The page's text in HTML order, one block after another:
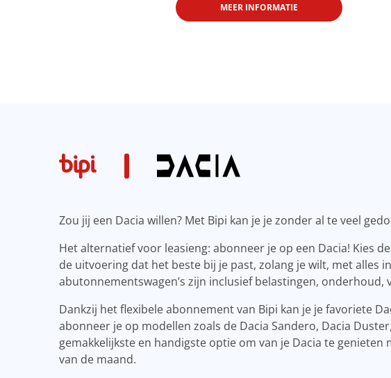
MEER INFORMATIE
Zou jij een Dacia willen? Met Bipi kan je je zonder al te veel
Het alternatief voor leasieng: abonneer je op een Dacia! Kies
de uitvoering dat het beste bij je past, zolang je wilt, met alles
abutonnementswagen’s zijn inclusief belastingen,
Dankzij het flexibele abonnement van Bipi kan je je favoriete
abonneer je op modellen zoals de Dacia Sandero, Dacia
gemakkelijkste en handigste optie om van je Dacia te
van de maand.